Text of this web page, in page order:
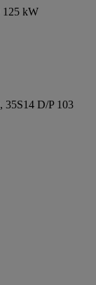
125 kW
35S14 D/P 103